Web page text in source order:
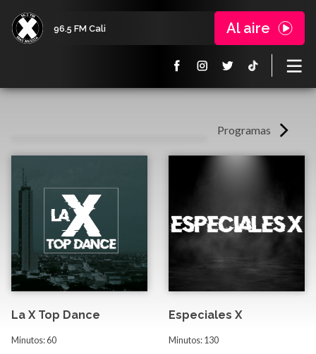
96.5 FM Cali Al aire
Programas
La X Top Dance
Minutos: 60
Especiales X
Minutos: 130